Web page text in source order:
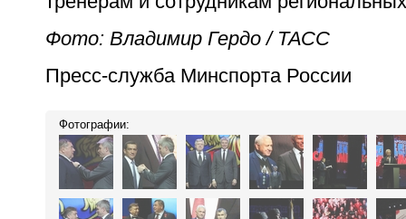
Фото: Владимир Гердо / ТАСС
Пресс-служба Минспорта России
Фотографии: